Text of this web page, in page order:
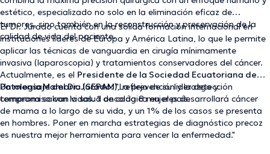
estético, especializado no solo en la eliminación eficaz de
tumores, sino también en la reconstrucción y preservación de la
calidad de vida del paciente.
El Dr. Jurado cuenta con una sólida formación internacional en
instituciones líderes de Europa y América Latina, lo que le permite
aplicar las técnicas de vanguardia en cirugía mínimamente
invasiva (laparoscopia) y tratamientos conservadores del cáncer.
Actualmente, es el Presidente de la Sociedad Ecuatoriana de
Patología Mamaria (SEPAM), reflejo de su liderazgo y
compromiso con la salud oncológica en el país.
Un mensaje del Dr. Jurado: "La prevención y la detección
temprana salvan vidas. 1 de cada 8 mujeres desarrollará cáncer
de mama a lo largo de su vida, y un 1% de los casos se presenta
en hombres. Poner en marcha estrategias de diagnóstico precoz
es nuestra mejor herramienta para vencer la enfermedad."